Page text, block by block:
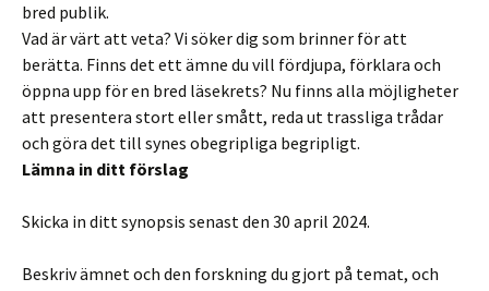
bred publik.
Vad är värt att veta? Vi söker dig som brinner för att
berätta. Finns det ett ämne du vill fördjupa, förklara och
öppna upp för en bred läsekrets? Nu finns alla möjligheter
att presentera stort eller smått, reda ut trassliga trådar
och göra det till synes obegripliga begripligt.
Lämna in ditt förslag
Skicka in ditt synopsis senast den 30 april 2024.
Beskriv ämnet och den forskning du gjort på temat, och